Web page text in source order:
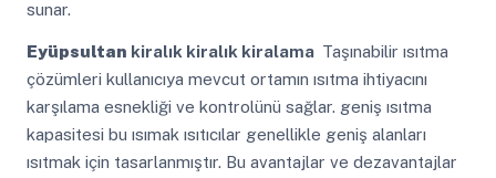
sunar.
Eyüpsultan kiralık kiralık kiralama Taşınabilir ısıtma
çözümleri kullanıcıya mevcut ortamın ısıtma ihtiyacını
karşılama esnekliği ve kontrolünü sağlar. geniş ısıtma
kapasitesi bu ısımak ısıtıcılar genellikle geniş alanları
ısıtmak için tasarlanmıştır. Bu avantajlar ve dezavantajlar